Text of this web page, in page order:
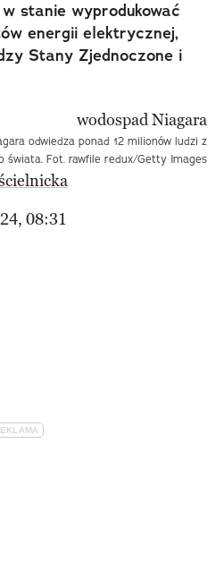
stanie wyprodukować
energii elektrycznej,
Stany Zjednoczone i
odwiedza ponad 12 milionów ludzi z
świata. Fot. rawfile redux/Getty Images
08:31